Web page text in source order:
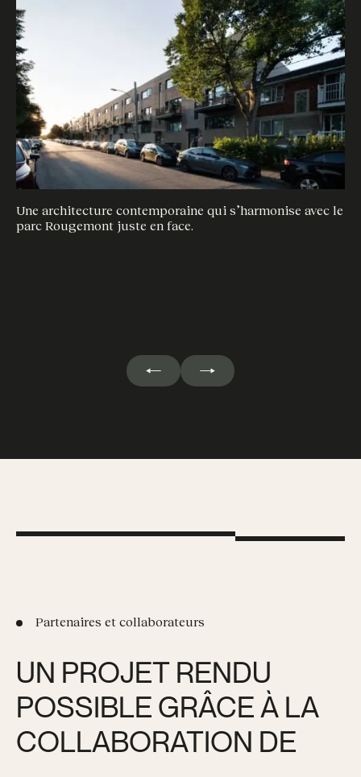
Une architecture contemporaine qui s’harmonise avec le
parc Rougemont juste en face.
Partenaires et collaborateurs
UN PROJET RENDU
POSSIBLE GRÂCE À LA
COLLABORATION DE